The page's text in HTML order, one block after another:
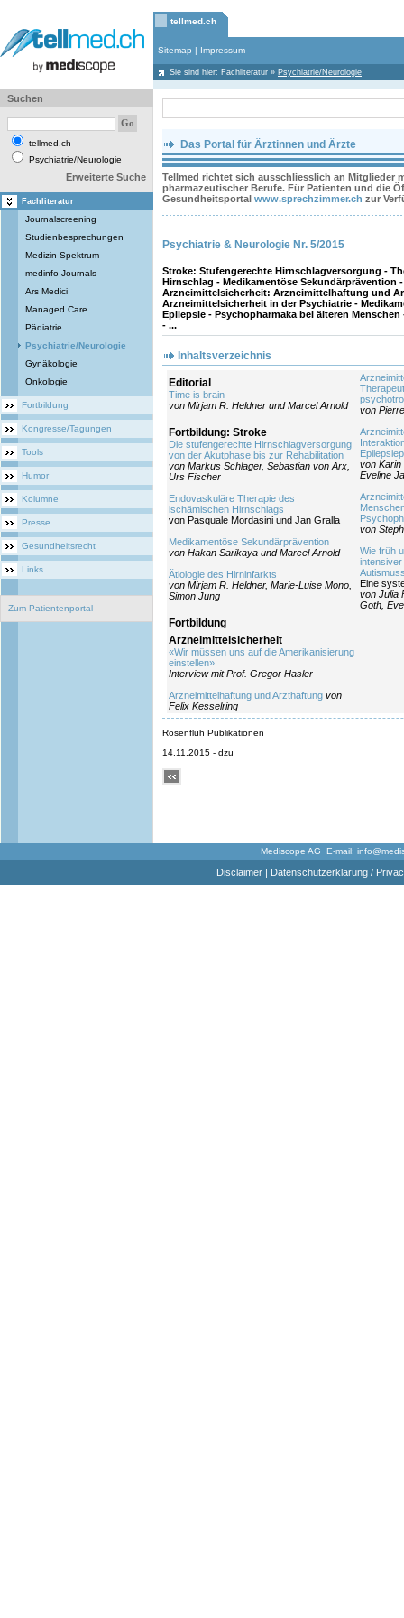
tellmed.ch
Sitemap | Impressum
Sie sind hier: Fachliteratur » Psychiatrie/Neurologie
Suchen
tellmed.ch
Psychiatrie/Neurologie
Erweiterte Suche
Fachliteratur
Journalscreening
Studienbesprechungen
Medizin Spektrum
medinfo Journals
Ars Medici
Managed Care
Pädiatrie
Psychiatrie/Neurologie
Gynäkologie
Onkologie
Fortbildung
Kongresse/Tagungen
Tools
Humor
Kolumne
Presse
Gesundheitsrecht
Links
Zum Patientenportal
Das Portal für Ärztinnen und Ärzte
Tellmed richtet sich ausschliesslich an Mitglieder
pharmazeutischer Berufe. Für Patienten und die
Gesundheitsportal www.sprechzimmer.ch zur
Psychiatrie & Neurologie Nr. 5/2015
Stroke: Stufengerechte Hirnschlagversorgung -
Hirnschlag - Medikamentöse Sekundärprävention
Arzneimittelsicherheit: Arzneimittelhaftung und
Arzneimittelsicherheit in der Psychiatrie -
Epilepsie - Psychopharmaka bei älteren
- ...
Inhaltsverzeichnis
Editorial
Time is brain
von Mirjam R. Heldner und Marcel Arnold
Fortbildung: Stroke
Die stufengerechte Hirnschlagversorgung
von der Akutphase bis zur Rehabilitation
von Markus Schlager, Sebastian von Arx,
Urs Fischer
Endovaskuläre Therapie des
ischämischen Hirnschlags
von Pasquale Mordasini und Jan Gralla
Medikamentöse Sekundärprävention
von Hakan Sarikaya und Marcel Arnold
Ätiologie des Hirninfarkts
von Mirjam R. Heldner, Marie-Luise Mono,
Simon Jung
Fortbildung
Arzneimittelsicherheit
«Wir müssen uns auf die Amerikanisierung
einstellen»
Interview mit Prof. Gregor Hasler
Arzneimittelhaftung und Arzthaftung von
Felix Kesselring
von
von Karin
Eveline
von
Wie früh
Eine
von Julia
Goth,
Rosenfluh Publikationen
14.11.2015 - dzu
Mediscope AG E-mail:
Disclaimer| Datenschutzerklärung /